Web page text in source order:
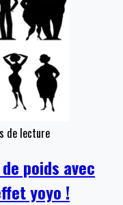
de lecture
poids avec
yoyo !